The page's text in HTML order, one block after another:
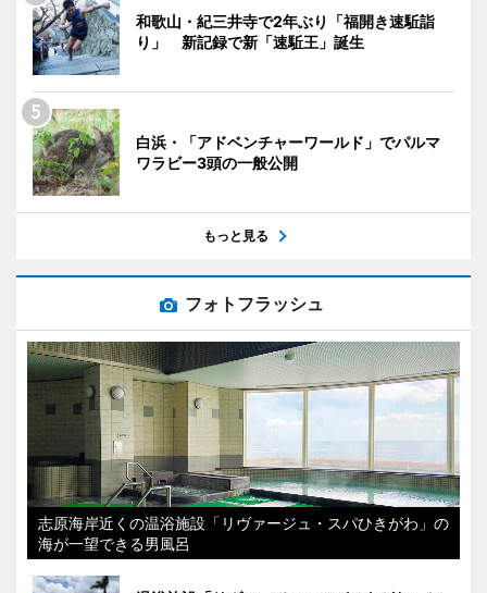
和歌山・紀三井寺で2年ぶり「福開き速駈詣
り」 新記録で新「速駈王」誕生
白浜・「アドベンチャーワールド」でパルマ
ワラビー3頭の一般公開
もっと見る
フォトフラッシュ
志原海岸近くの温浴施設「リヴァージュ・スパひきがわ」の
海が一望できる男風呂